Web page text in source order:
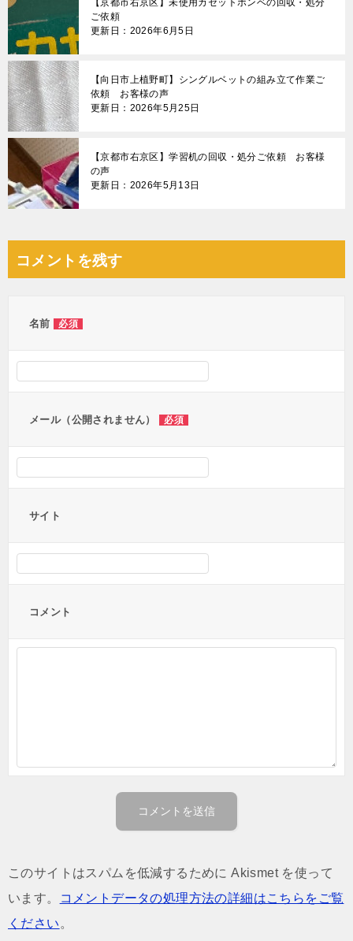
【京都市右京区】未使用カセットボンベの回収・処分
ご依頼
更新日：2026年6月5日
【向日市上植野町】シングルベットの組み立て作業ご
依頼 お客様の声
更新日：2026年5月25日
【京都市右京区】学習机の回収・処分ご依頼 お客様
の声
更新日：2026年5月13日
コメントを残す
名前 必須
メール（公開されません） 必須
サイト
コメント
このサイトはスパムを低減するために Akismet を使って
います。
コメントデータの処理方法の詳細はこちらをご覧
ください 。